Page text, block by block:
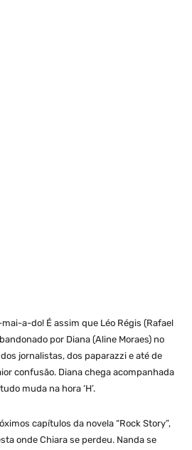
a-do! É assim que Léo Régis (Rafael
por Diana (Aline Moraes) no
jornalistas, dos paparazzi e até de
confusão. Diana chega acompanhada
muda na hora ‘H’.
capítulos da novela “Rock Story”,
onde Chiara se perdeu. Nanda se